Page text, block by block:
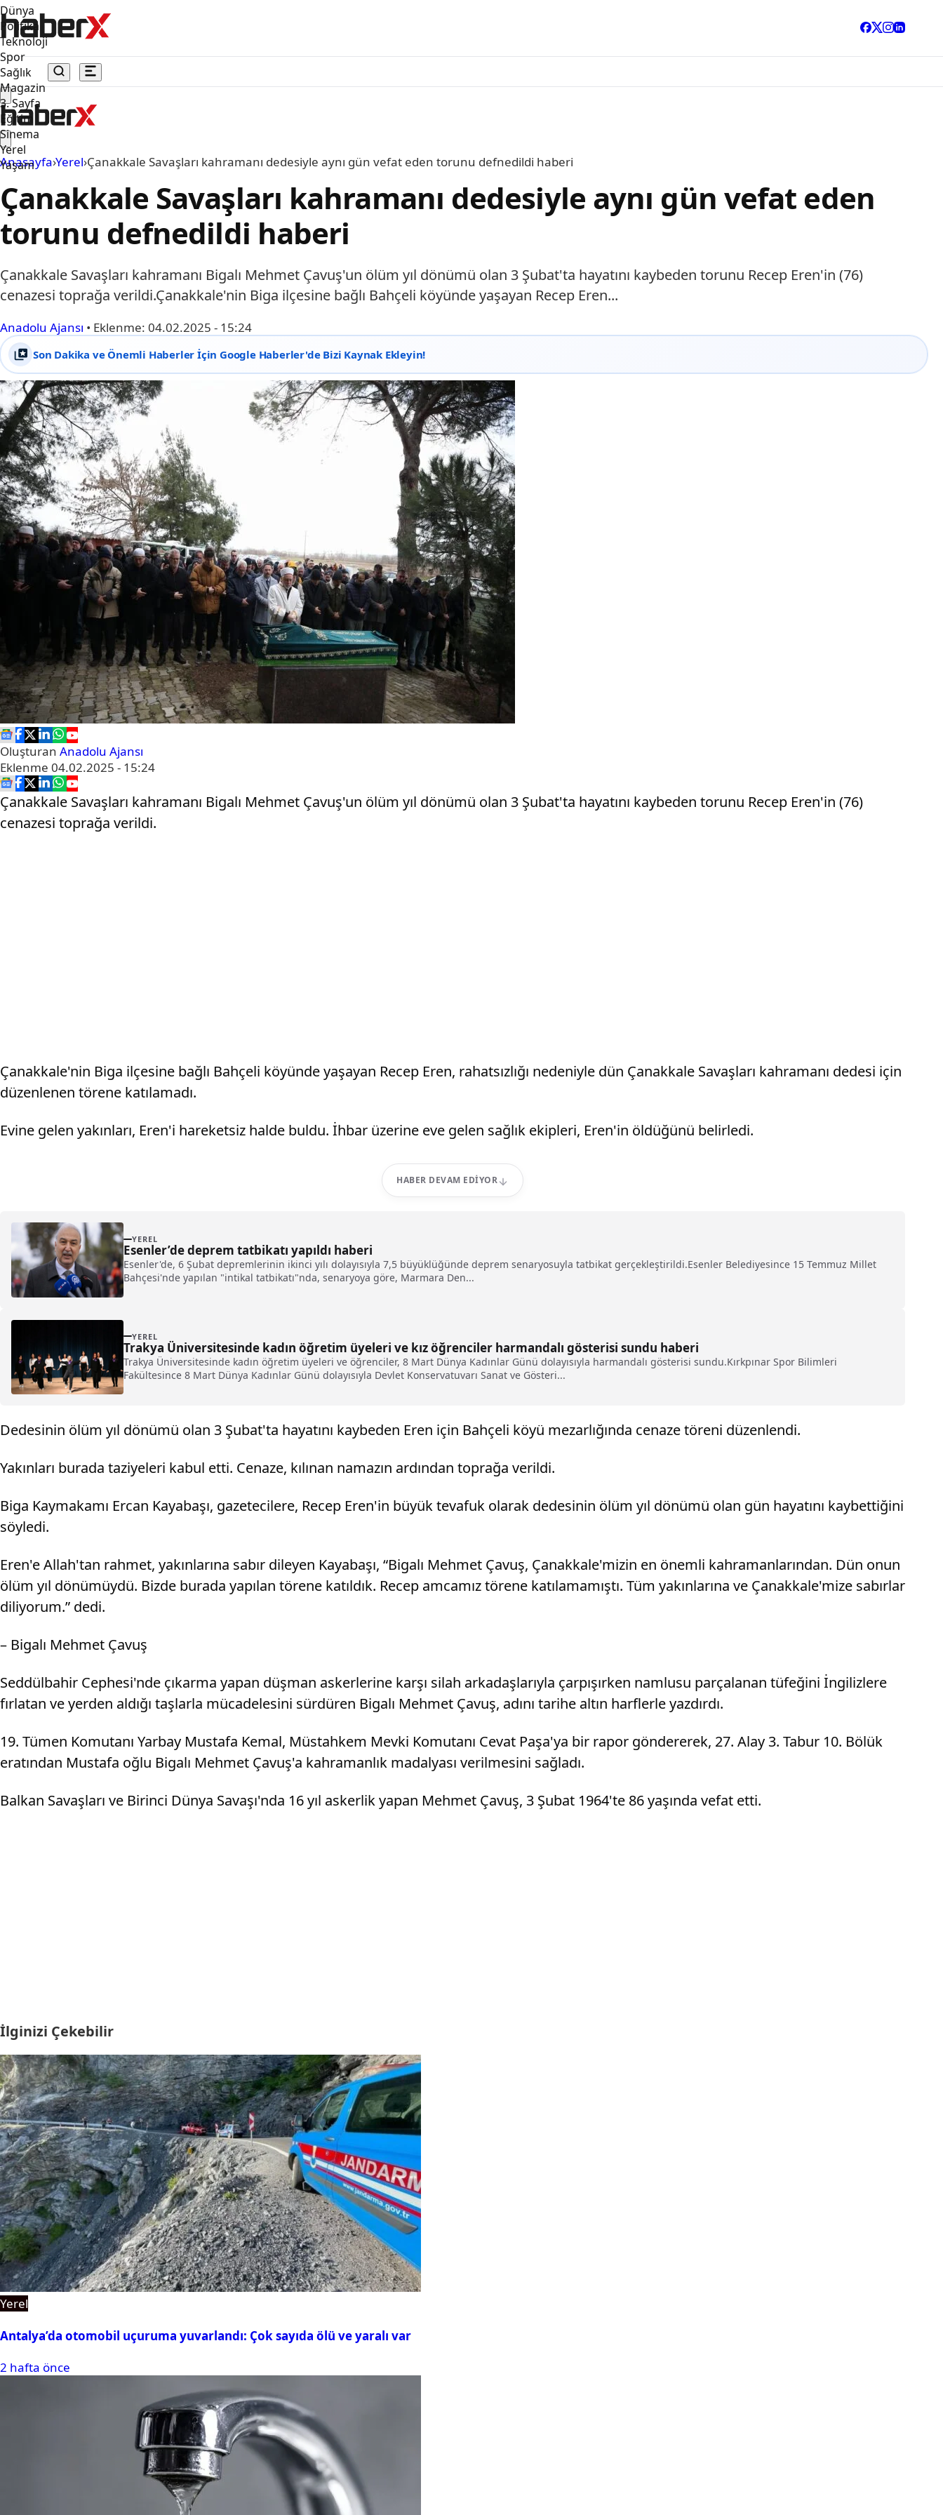
Dünya
Politika
Teknoloji
Spor
Sağlık
Magazin
3. Sayfa
Eğitim
Sinema
Yerel
Yaşam
Anasayfa›Yerel›Çanakkale Savaşları kahramanı dedesiyle aynı gün vefat eden torunu defnedildi haberi
Çanakkale Savaşları kahramanı dedesiyle aynı gün vefat eden
torunu defnedildi haberi
Çanakkale Savaşları kahramanı Bigalı Mehmet Çavuş'un ölüm yıl dönümü olan 3 Şubat'ta hayatını kaybeden torunu Recep Eren'in (76)
cenazesi toprağa verildi.Çanakkale'nin Biga ilçesine bağlı Bahçeli köyünde yaşayan Recep Eren...
Anadolu Ajansı • Eklenme: 04.02.2025 - 15:24
Son Dakika ve Önemli Haberler İçin Google Haberler'de Bizi Kaynak Ekleyin!
Oluşturan Anadolu Ajansı
Eklenme 04.02.2025 - 15:24
Çanakkale Savaşları kahramanı Bigalı Mehmet Çavuş'un ölüm yıl dönümü olan 3 Şubat'ta hayatını kaybeden torunu Recep Eren'in (76)
cenazesi toprağa verildi.
Çanakkale'nin Biga ilçesine bağlı Bahçeli köyünde yaşayan Recep Eren, rahatsızlığı nedeniyle dün Çanakkale Savaşları kahramanı dedesi için
düzenlenen törene katılamadı.
Evine gelen yakınları, Eren'i hareketsiz halde buldu. İhbar üzerine eve gelen sağlık ekipleri, Eren'in öldüğünü belirledi.
HABER DEVAM EDIYOR
YEREL
Esenler’de deprem tatbikatı yapıldı haberi
Esenler'de, 6 Şubat depremlerinin ikinci yılı dolayısıyla 7,5 büyüklüğünde deprem senaryosuyla tatbikat gerçekleştirildi.Esenler Belediyesince 15 Temmuz Millet
Bahçesi'nde yapılan "intikal tatbikatı"nda, senaryoya göre, Marmara Den...
YEREL
Trakya Üniversitesinde kadın öğretim üyeleri ve kız öğrenciler harmandalı gösterisi sundu haberi
Trakya Üniversitesinde kadın öğretim üyeleri ve öğrenciler, 8 Mart Dünya Kadınlar Günü dolayısıyla harmandalı gösterisi sundu.Kırkpınar Spor Bilimleri
Fakültesince 8 Mart Dünya Kadınlar Günü dolayısıyla Devlet Konservatuvarı Sanat ve Gösteri...
Dedesinin ölüm yıl dönümü olan 3 Şubat'ta hayatını kaybeden Eren için Bahçeli köyü mezarlığında cenaze töreni düzenlendi.
Yakınları burada taziyeleri kabul etti. Cenaze, kılınan namazın ardından toprağa verildi.
Biga Kaymakamı Ercan Kayabaşı, gazetecilere, Recep Eren'in büyük tevafuk olarak dedesinin ölüm yıl dönümü olan gün hayatını kaybettiğini
söyledi.
Eren'e Allah'tan rahmet, yakınlarına sabır dileyen Kayabaşı, “Bigalı Mehmet Çavuş, Çanakkale'mizin en önemli kahramanlarından. Dün onun
ölüm yıl dönümüydü. Bizde burada yapılan törene katıldık. Recep amcamız törene katılamamıştı. Tüm yakınlarına ve Çanakkale'mize sabırlar
diliyorum.” dedi.
– Bigalı Mehmet Çavuş
Seddülbahir Cephesi'nde çıkarma yapan düşman askerlerine karşı silah arkadaşlarıyla çarpışırken namlusu parçalanan tüfeğini İngilizlere
fırlatan ve yerden aldığı taşlarla mücadelesini sürdüren Bigalı Mehmet Çavuş, adını tarihe altın harflerle yazdırdı.
19. Tümen Komutanı Yarbay Mustafa Kemal, Müstahkem Mevki Komutanı Cevat Paşa'ya bir rapor göndererek, 27. Alay 3. Tabur 10. Bölük
eratından Mustafa oğlu Bigalı Mehmet Çavuş'a kahramanlık madalyası verilmesini sağladı.
Balkan Savaşları ve Birinci Dünya Savaşı'nda 16 yıl askerlik yapan Mehmet Çavuş, 3 Şubat 1964'te 86 yaşında vefat etti.
İlginizi Çekebilir
Yerel
Antalya’da otomobil uçuruma yuvarlandı: Çok sayıda ölü ve yaralı var
2 hafta önce